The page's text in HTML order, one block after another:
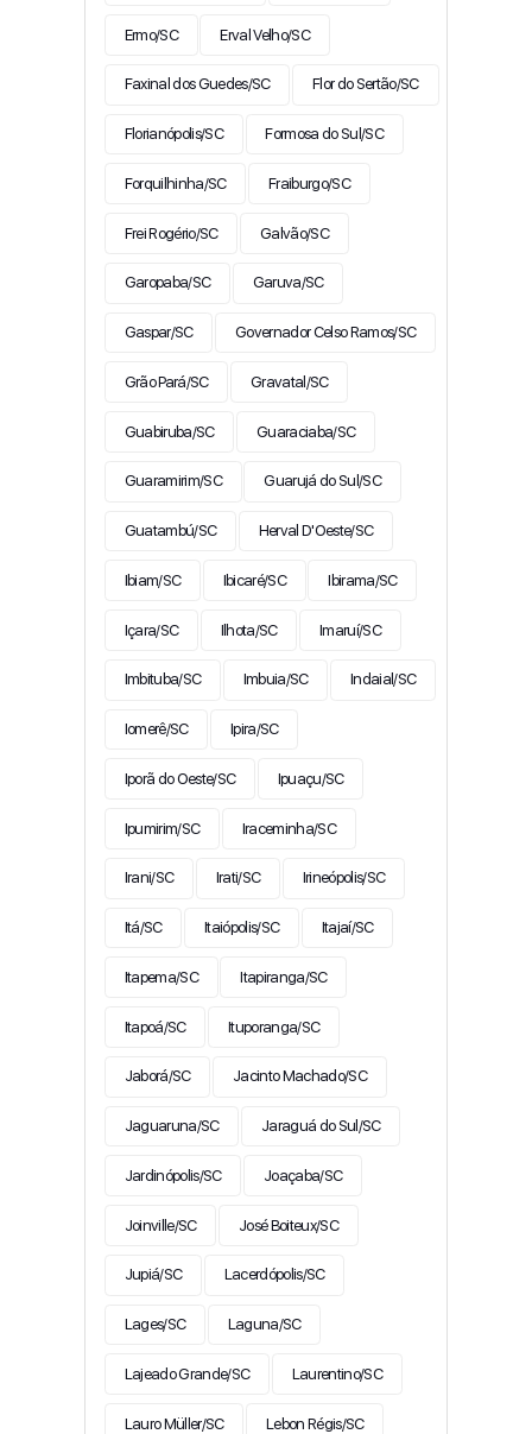
Ermo/SC Erval Velho/SC
Faxinal dos Guedes/SC Flor do Sertão/SC
Florianópolis/SC Formosa do Sul/SC
Forquilhinha/SC Fraiburgo/SC
Frei Rogério/SC Galvão/SC
Garopaba/SC Garuva/SC
Gaspar/SC Governador Celso Ramos/SC
Grão Pará/SC Gravatal/SC
Guabiruba/SC Guaraciaba/SC
Guaramirim/SC Guarujá do Sul/SC
Guatambú/SC Herval D'Oeste/SC
Ibiam/SC Ibicaré/SC Ibirama/SC
Içara/SC Ilhota/SC Imaruí/SC
Imbituba/SC Imbuia/SC Indaial/SC
Iomerê/SC Ipira/SC
Iporã do Oeste/SC Ipuaçu/SC
Ipumirim/SC Iraceminha/SC
Irani/SC Irati/SC Irineópolis/SC
Itá/SC Itaiópolis/SC Itajaí/SC
Itapema/SC Itapiranga/SC
Itapoá/SC Ituporanga/SC
Jaborá/SC Jacinto Machado/SC
Jaguaruna/SC Jaraguá do Sul/SC
Jardinópolis/SC Joaçaba/SC
Joinville/SC José Boiteux/SC
Jupiá/SC Lacerdópolis/SC
Lages/SC Laguna/SC
Lajeado Grande/SC Laurentino/SC
Lauro Müller/SC Lebon Régis/SC